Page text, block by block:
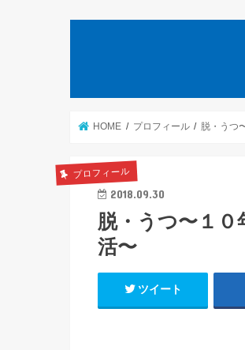
HOME プロフィール 脱・うつ
プロフィール
2018.09.30
脱・うつ〜１
活〜
ツイート